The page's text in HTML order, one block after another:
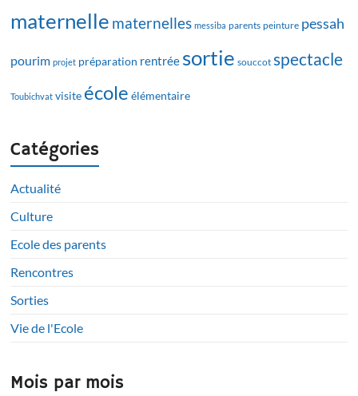
maternelle maternelles messiba parents peinture pessah
pourim projet préparation rentrée sortie souccot spectacle
Toubichvat visite école élémentaire
Catégories
Actualité
Culture
Ecole des parents
Rencontres
Sorties
Vie de l'Ecole
Mois par mois